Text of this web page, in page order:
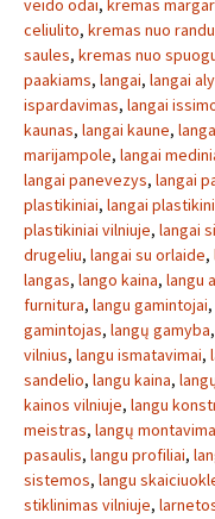
veido odai, kremas
celiulito, kremas nuo randu
saules, kremas nuo
paakiams, langai, langai
ispardavimas, langai
kaunas, langai kaune,
marijampole, langai
langai panevezys, langai
plastikiniai, langai
plastikiniai vilniuje, langai
drugeliu, langai su orlaide,
langas, lango kaina, langu
furnitura, langu gamintojai,
gamintojas, langų gamyba,
vilnius, langu ismatavimai,
sandelio, langu kaina,
kainos vilniuje, langu
meistras, langų
pasaulis, langu profiliai,
sistemos, langu
stiklinimas vilniuje,